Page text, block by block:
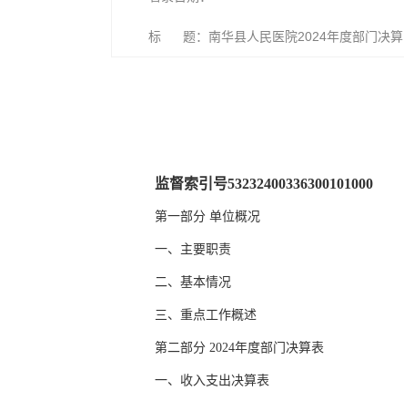
标 题：南华县人民医院2024年度部门决算
监督索引号53232400336300101000
第一部分 单位概况
一、主要职责
二、基本情况
三、重点工作概述
第二部分 2024年度部门决算表
一、收入支出决算表